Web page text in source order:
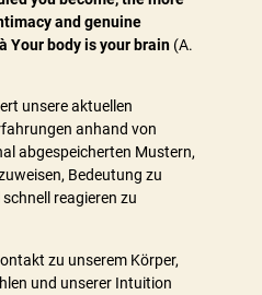
and genuine
à Your body is your brain (A.
unsere aktuellen
anhand von
abgespeicherten Mustern,
Bedeutung zu
reagieren zu
zu unserem Körper,
und unserer Intuition